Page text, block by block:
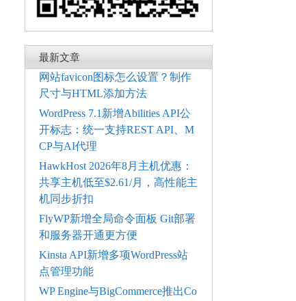
最新文章
网站favicon图标怎么设置？制作
尺寸与HTML添加方法
WordPress 7.1新增Abilities API公
开标志：统一支持REST API、M
CP与AI代理
HawkHost 2026年8月主机优惠：
共享主机低至$2.61/月，高性能主
机同步折扣
FlyWP新增全局命令面板 Git部署
和服务器开通更方便
Kinsta API新增多项WordPress站
点管理功能
WP Engine与BigCommerce推出Co